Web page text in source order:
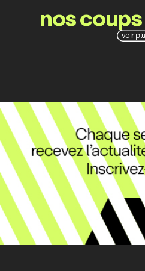
voir
nos